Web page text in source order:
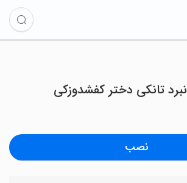
نبرد تانکی دختر کفشدوزکی
نصب